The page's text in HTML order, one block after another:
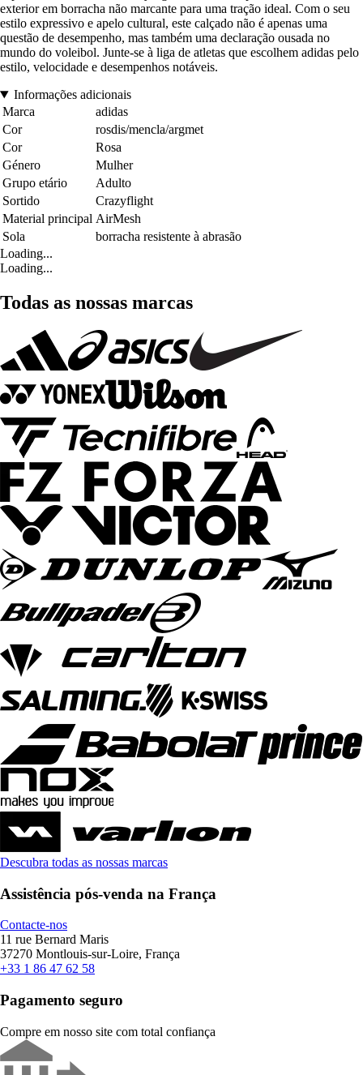
exterior em borracha não marcante para uma tração ideal. Com o seu
estilo expressivo e apelo cultural, este calçado não é apenas uma
questão de desempenho, mas também uma declaração ousada no
mundo do voleibol. Junte-se à liga de atletas que escolhem adidas pelo
estilo, velocidade e desempenhos notáveis.
Informações adicionais
Marca
adidas
Cor
rosdis/mencla/argmet
Cor
Rosa
Género
Mulher
Grupo etário
Adulto
Sortido
Crazyflight
Material principal AirMesh
Sola
borracha resistente à abrasão
Loading...
Loading...
Todas as nossas marcas
Descubra todas as nossas marcas
Assistência pós-venda na França
Contacte-nos
11 rue Bernard Maris
37270 Montlouis-sur-Loire, França
+33 1 86 47 62 58
Pagamento seguro
Compre em nosso site com total confiança